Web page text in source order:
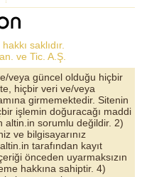
saklıdır.
ve Tic. A.Ş.
veya güncel olduğu hiçbir
hiçbir veri ve/veya
girmemektedir. Sitenin
işlemin doğuracağı maddi
altin.in sorumlu değildir. 2)
ve bilgisayarınız
tarafından kayıt
önceden uyarmaksızın
hakkına sahiptir. 4)